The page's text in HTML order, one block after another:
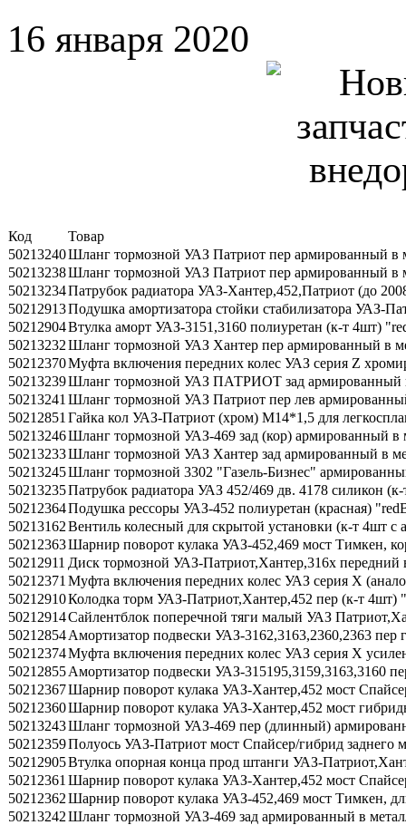
16 января 2020
Код
Товар
50213240Шланг тормозной УАЗ Патриот пер армированный в
50213238Шланг тормозной УАЗ Патриот пер армированный в
50213234Патрубок радиатора УАЗ-Хантер,452,Патриот (до
50212913Подушка амортизатора стойки стабилизатора УАЗ-
50212904Втулка аморт УАЗ-3151,3160 полиуретан (к-т 4шт)
50213232Шланг тормозной УАЗ Хантер пер армированный в
50212370Муфта включения передних колес УАЗ серия Z
50213239Шланг тормозной УАЗ ПАТРИОТ зад армированный
50213241 Шланг тормозной УАЗ Патриот пер лев
50212851 Гайка кол УАЗ-Патриот (хром) М14*1,5 для
50213246Шланг тормозной УАЗ-469 зад (кор) армированный в
50213233Шланг тормозной УАЗ Хантер зад армированный в
50213245Шланг тормозной 3302 "Газель-Бизнес"
50213235Патрубок радиатора УАЗ 452/469 дв. 4178 силикон
50212364Подушка рессоры УАЗ-452 полиуретан (красная)
50213162Вентиль колесный для скрытой установки (к-т 4шт с
50212363Шарнир поворот кулака УАЗ-452,469 мост Тимкен,
50212911 Диск тормозной УАЗ-Патриот,Хантер,316х
50212371 Муфта включения передних колес УАЗ серия X
50212910Колодка торм УАЗ-Патриот,Хантер,452 пер (к-т 4шт)
50212914Сайлентблок поперечной тяги малый УАЗ
50212854Амортизатор подвески УАЗ-3162,3163,2360,2363
50212374Муфта включения передних колес УАЗ серия X
50212855Амортизатор подвески УАЗ-315195,3159,3163,3160
50212367Шарнир поворот кулака УАЗ-Хантер,452 мост
50212360Шарнир поворот кулака УАЗ-Хантер,452 мост
50213243Шланг тормозной УАЗ-469 пер (длинный)
50212359Полуось УАЗ-Патриот мост Спайсер/гибрид
50212905Втулка опорная конца прод штанги УАЗ-
50212361 Шарнир поворот кулака УАЗ-Хантер,452 мост
50212362Шарнир поворот кулака УАЗ-452,469 мост Тимкен,
50213242Шланг тормозной УАЗ-469 зад армированный в